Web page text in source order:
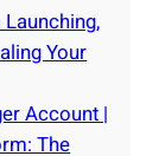
Your
Account |
The